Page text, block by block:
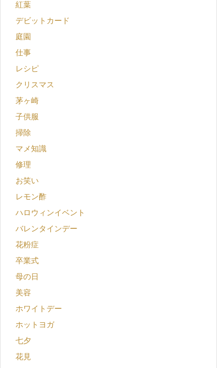
紅葉
デビットカード
庭園
仕事
レシピ
クリスマス
茅ヶ崎
子供服
掃除
マメ知識
修理
お笑い
レモン酢
ハロウィンイベント
バレンタインデー
花粉症
卒業式
母の日
美容
ホワイトデー
ホットヨガ
七夕
花見